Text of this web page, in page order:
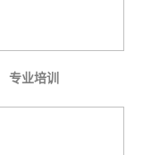
专业培训